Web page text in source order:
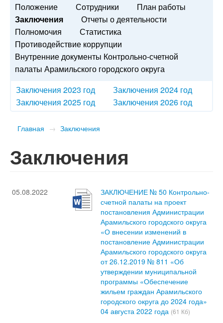
Положение Сотрудники
План работы
Заключения
Отчеты о деятельности
Полномочия
Статистика
Противодействие коррупции
Внутренние документы Контрольно-счетной
палаты Арамильского городского округа
Заключения 2023 год
Заключения 2024 год
Заключения 2025 год
Заключения 2026 год
Главная → Заключения
Заключения
05.08.2022
ЗАКЛЮЧЕНИЕ № 50 Контрольно-
счетной палаты на проект
постановления Администрации
Арамильского городского округа
«О внесении изменений в
постановление Администрации
Арамильского городского округа
от 26.12.2019 № 811 «Об
утверждении муниципальной
программы «Обеспечение
жильем граждан Арамильского
городского округа до 2024 года»
04 августа 2022 года (61 Кб)